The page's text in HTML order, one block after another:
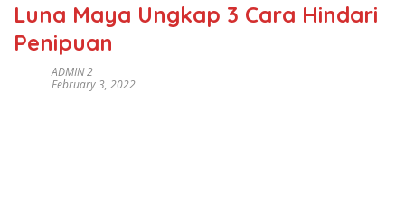
Luna Maya Ungkap 3 Cara Hindari
Penipuan
ADMIN 2
February 3, 2022